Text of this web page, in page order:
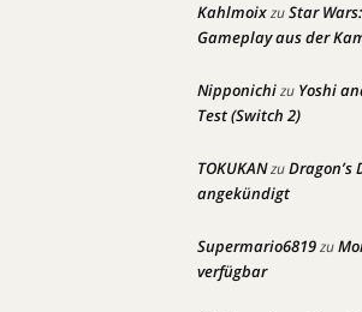
KahlmoixzuStar
Gameplay aus der
Nipponichizu Yoshi
Test (Switch 2)
TOKUKANzuDragon’s
angekündigt
Supermario6819zu
verfügbar